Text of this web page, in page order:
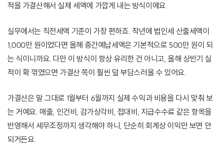
적을 가결산해서 실제 세액에 가깝게 내는 방식이에요.
실무에서는 직전세액 기준이 가장 편하죠. 작년에 법인세 산출세액이
1,000만 원이었다면 올해 중간예납세액은 기본적으로 500만 원이 되
는 식이니까요. 다만 이 방식이 항상 유리한 건 아니고, 올해 상반기 실
적이 확 꺾였으면 가결산 쪽이 훨씬 덜 부담스러울 수 있어요.
가결산은 말 그대로 1월부터 6월까지 실제 수익과 비용을 다시 맞춰 보
는 거예요. 매출, 인건비, 감가상각비, 접대비, 지급수수료 같은 항목을
반영해서 세무조정까지 생각해야 하니, 단순히 회계상 이익만 보면 안
되거든요.